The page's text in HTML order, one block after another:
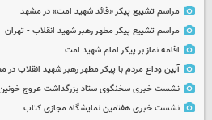
مراسم تشییع پیکر «قائد شهید امت» در مشهد
مراسم تشییع پیکر مطهر رهبر شهید انقلاب - تهران
اقامه نماز بر پیکر امام شهید امت
آیین وداع مردم با پیکر مطهر رهبر شهید انقلاب
نشست خبری سخنگوی ستاد بزرگداشت عروج
نشست خبری هفتمین نمایشگاه مجازی کتاب